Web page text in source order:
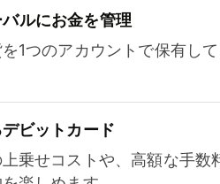
ルにお金を管理
1つのアカウントで保有し
ビットカード
乗せコストや、高額な手数